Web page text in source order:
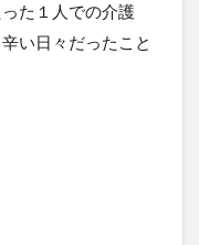
た１人での介護
い日々だったこと